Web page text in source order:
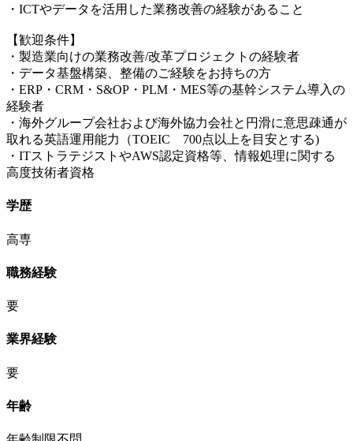
・ICTやデータを活用した業務改善の経験があること
【歓迎条件】
・製造業向けの業務改善/改革プロジェクトの経験者
・データ基盤構築、整備のご経験をお持ちの方
・ERP・CRM・S&OP・PLM・MES等の基幹システム導入の
経験者
・海外グループ会社および海外協力会社と円滑に意思疎通が
取れる英語運用能力（TOEIC 700点以上を目安とする)
・ITストラテジストやAWS認定資格等、情報処理に関する
高度技術者資格
学歴
高専
職務経験
要
業界経験
要
年齢